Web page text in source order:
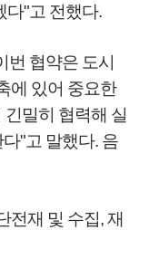
다"고 전했다.
협약은 도시
에 있어 중요한
밀히 협력해 실
"고 말했다. 음
전재 및 수집, 재